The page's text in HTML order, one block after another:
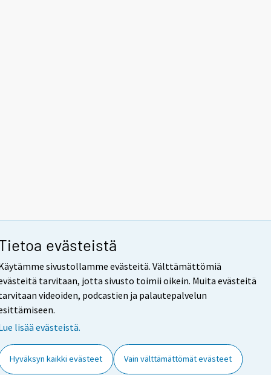
evästeistä
sivustollamme evästeitä. Välttämättömiä
tarvitaan, jotta sivusto toimii oikein. Muita evästeitä
videoiden, podcastien ja palautepalvelun
lisää evästeistä.
Hyväksyn kaikki evästeet Vain välttämättömät evästeet